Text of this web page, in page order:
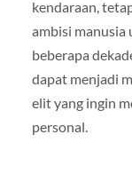
kendaraan,
ambisi manusia
beberapa
dapat menjadi
elit yang ingin
personal.